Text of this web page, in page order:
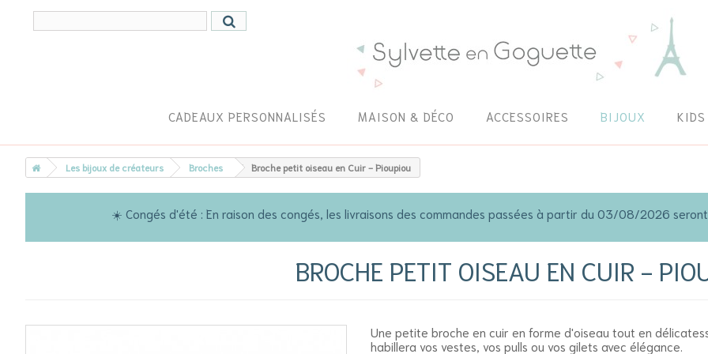
CADEAUX PERSONNALISÉS MAISON & DÉCO ACCESSOIRES BIJOUX
Les bijoux de créateurs Broches Broche petit oiseau en Cuir - Pioupiou
☀️ Congés d'été : En raison des congés, les livraisons des commandes passées à partir du 03/08/2026
BROCHE PETIT OISEAU EN CUIR -
Une petite broche en cuir en forme d'oiseau tout en
habillera vos vestes, vos pulls ou vos gilets avec élégance.